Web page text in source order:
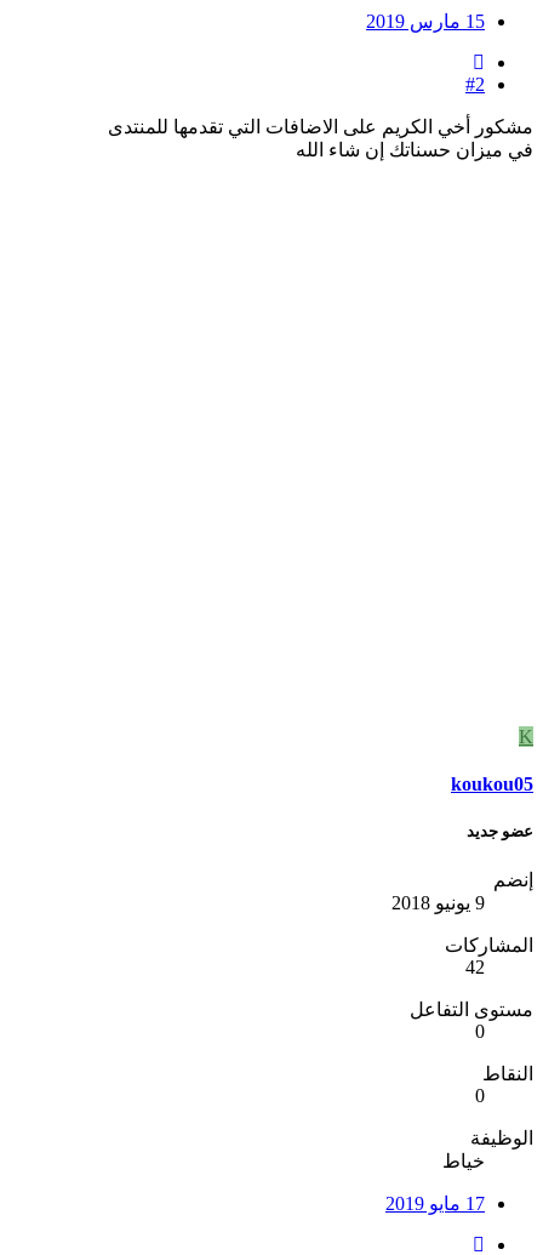
15 مارس 2019
#2
مشكور أخي الكريم على الاضافات التي تقدمها للمنتدى
في ميزان حسناتك إن شاء الله
K
koukou05
عضو جديد
إنضم
9 يونيو 2018
المشاركات
42
مستوى التفاعل
0
النقاط
0
الوظيفة
خياط
17 مايو 2019